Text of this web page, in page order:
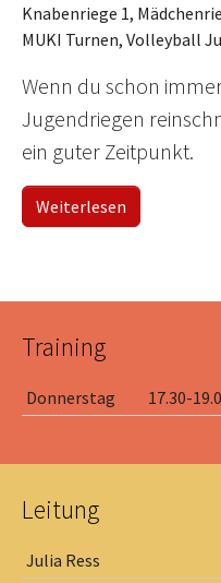
Knabenriege 1,
MUKI Turnen, Volleyball
Wenn du schon
Jugendriegen
ein guter Zeitpunkt.
Weiterlesen
Training
Donnerstag 17.30-
Leitung
Julia Ress